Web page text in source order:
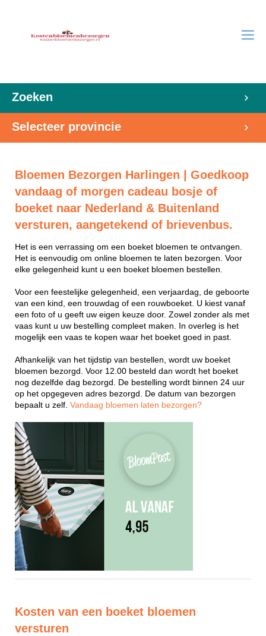
Zoeken
Selecteer provincie
Bloemen Bezorgen Harlingen | Goedkoop
vandaag of morgen cadeau bosje of
boeket naar Nederland & Buitenland
versturen, aangetekend of brievenbus.
Het is een verrassing om een boeket bloemen te ontvangen.
Het is eenvoudig om online bloemen te laten bezorgen. Voor
elke gelegenheid kunt u een boeket bloemen bestellen.
Voor een feestelijke gelegenheid, een verjaardag, de geboorte
van een kind, een trouwdag of een rouwboeket. U kiest vanaf
een foto of u geeft uw eigen keuze door. Zowel zonder als met
vaas kunt u uw bestelling compleet maken. In overleg is het
mogelijk een vaas te kopen waar het boeket goed in past.
Afhankelijk van het tijdstip van bestellen, wordt uw boeket
bloemen bezorgd. Voor 12.00 besteld dan wordt het boeket
nog dezelfde dag bezorgd. De bestelling wordt binnen 24 uur
op het opgegeven adres bezorgd. De datum van bezorgen
bepaalt u zelf. Vandaag bloemen laten bezorgen?
Kosten van een boeket bloemen
versturen